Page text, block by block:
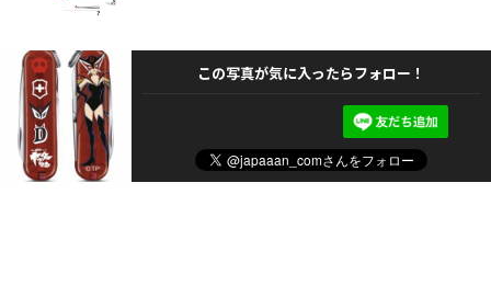
この写真が気に入ったらフォロー！